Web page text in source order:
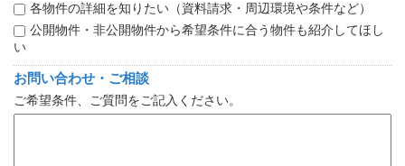
各物件の詳細を知りたい（資料請求・周辺環境や条件など）
公開物件・非公開物件から希望条件に合う物件も紹介してほし
い
お問い合わせ・ご相談
ご希望条件、ご質問をご記入ください。